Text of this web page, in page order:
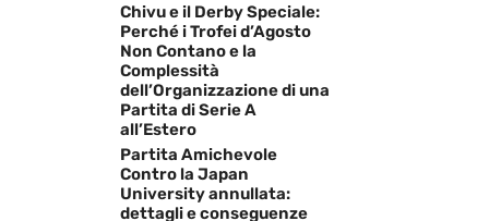
Chivu e il Derby Speciale:
Perché i Trofei d’Agosto
Non Contano e la
Complessità
dell’Organizzazione di una
Partita di Serie A
all’Estero
Partita Amichevole
Contro la Japan
University annullata:
dettagli e conseguenze